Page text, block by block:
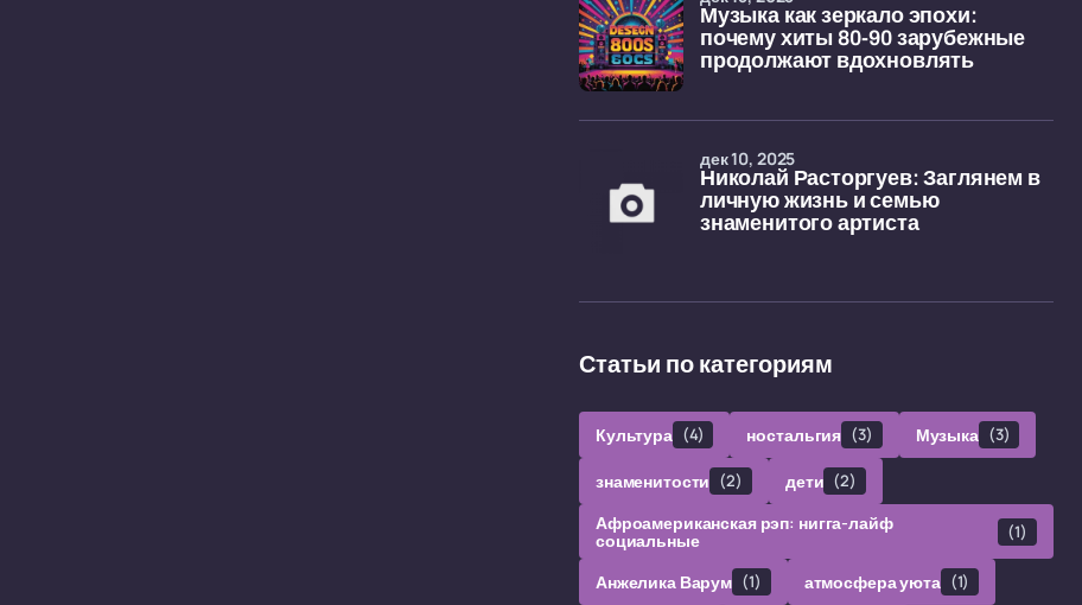
Музыка как зеркало эпохи:
почему хиты 80-90 зарубежные
продолжают вдохновлять
Николай Расторгуев: Заглянем в
личную жизнь и семью
знаменитого артиста
дек 10, 2025
Статьи по категориям
Культура (4) ностальгия (3) Музыка (3)
знаменитости (2) дети (2)
Афроамериканская рэп: нигга-лайф
социальные (1)
Анжелика Варум (1) атмосфера уюта (1)